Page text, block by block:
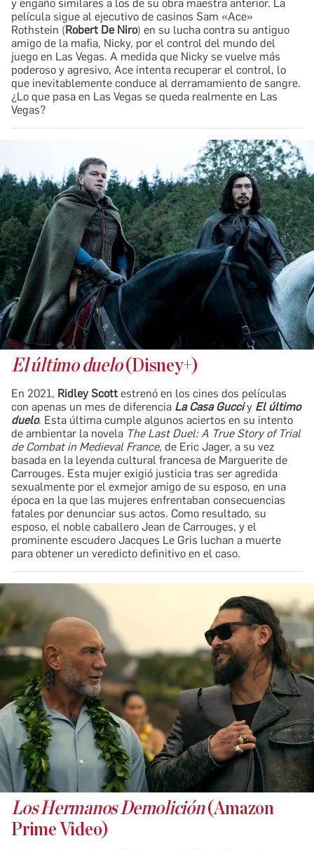
y engaño similares a los de su obra maestra anterior. La
película sigue al ejecutivo de casinos Sam «Ace»
Rothstein (Robert De Niro) en su lucha contra su antiguo
amigo de la mafia, Nicky, por el control del mundo del
juego en Las Vegas. A medida que Nicky se vuelve más
poderoso y agresivo, Ace intenta recuperar el control, lo
que inevitablemente conduce al derramamiento de sangre.
¿Lo que pasa en Las Vegas se queda realmente en Las
Vegas?
El último duelo(Disney+)
En 2021, Ridley Scott estrenó en los cines dos películas
con apenas un mes de diferencia La Casa Gucciy El último
duelo. Esta última cumple algunos aciertos en su intento
de ambientar la novela The Last Duel: A True Story of Trial
de Combat in Medieval France, de Eric Jager, a su vez
basada en la leyenda cultural francesa de Marguerite de
Carrouges. Esta mujer exigió justicia tras ser agredida
sexualmente por el exmejor amigo de su esposo, en una
época en la que las mujeres enfrentaban consecuencias
fatales por denunciar sus actos. Como resultado, su
esposo, el noble caballero Jean de Carrouges, y el
prominente escudero Jacques Le Gris luchan a muerte
para obtener un veredicto definitivo en el caso.
Los Hermanos Demolición(Amazon
Prime Video)